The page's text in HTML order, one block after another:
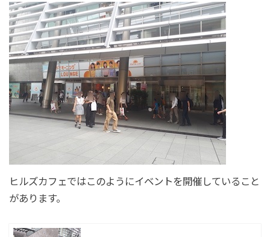
ヒルズカフェではこのようにイベントを開催していること
があります。